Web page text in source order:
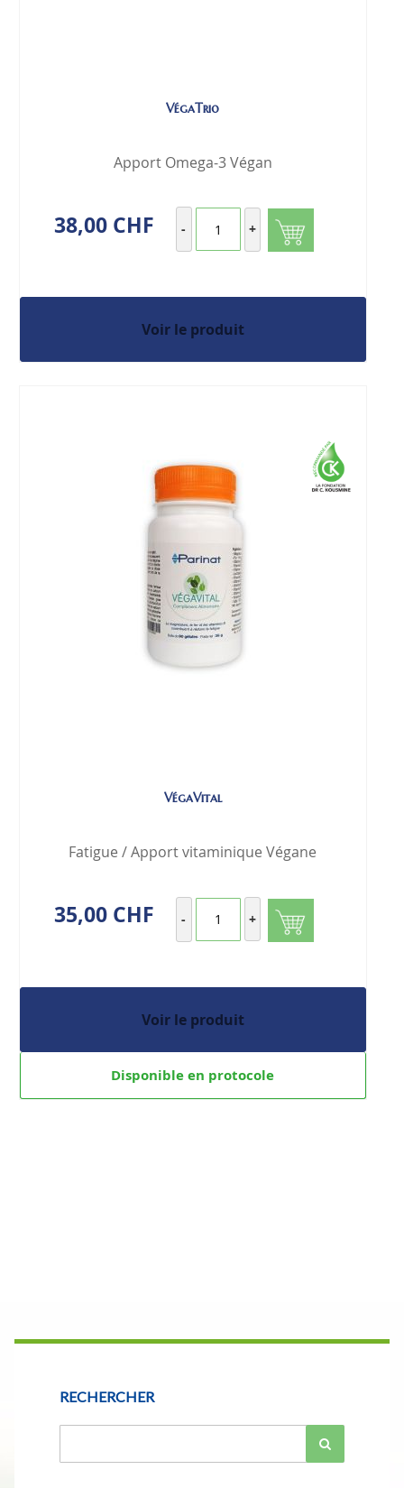
VégaTrio
Apport Omega-3 Végan
38,00 CHF - +
Voir le produit
VégaVital
Fatigue / Apport vitaminique Végane
35,00 CHF - +
Voir le produit
Disponible en protocole
RECHERCHER